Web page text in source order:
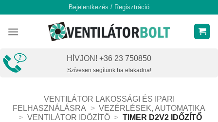
content
Bejelentkezés / Regisztráció
HÍVJON! +36 23 750850
Szívesen segítünk ha elakadna!
VENTILÁTOR LAKOSSÁGI ÉS IPARI
FELHASZNÁLÁSRA
> VEZÉRLÉSEK, AUTOMATIKA
> VENTILÁTOR IDŐZÍTŐ > TIMER D2V2 IDŐZÍTŐ